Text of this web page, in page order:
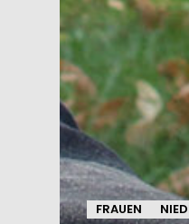
FRAUEN